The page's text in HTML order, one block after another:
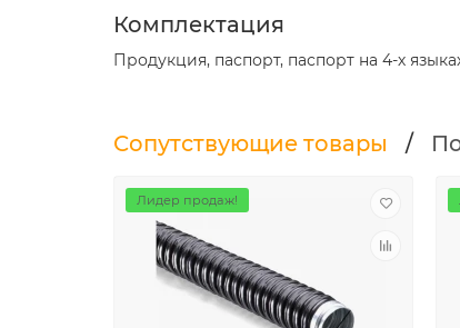
Комплектация
Продукция, паспорт, паспорт на 4-х
Сопутствующие товары /
Лидер продаж!